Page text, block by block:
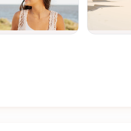
para que tus recuerdos
juntos el cronograma para
el salón de fiestas o chacra que
eternos.
y paquetes de 15 años